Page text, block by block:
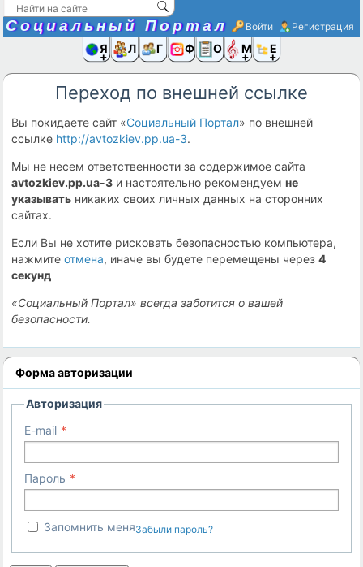
Социальный Портал Войти Регистрация
Я иЛюди
Группы
Фото Ещё
Переход по внешней ссылке
Вы покидаете сайт «Социальный Портал» по внешней
ссылке http://avtozkiev.pp.ua-3.
Мы не несем ответственности за содержимое сайта
avtozkiev.pp.ua-3 и настоятельно рекомендуемне
указывать никаких своих личных данных на сторонних
сайтах.
Если Вы не хотите рисковать безопасностью компьютера,
нажмитеотмена, иначе вы будете перемещены через4
секунд
«Социальный Портал» всегда заботится о вашей
безопасности.
Форма авторизации
Авторизация
E-mail
Пароль
Запомнить меняЗабыли пароль?